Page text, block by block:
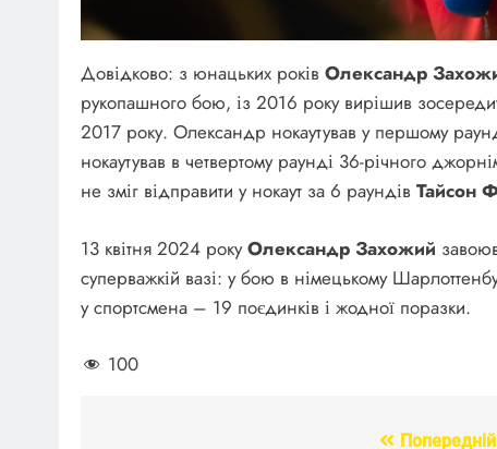
Довідково: з юнацьких років Олександр
рукопашного бою, із 2016 року вирішив
2017 року. Олександр нокаутував у першому
нокаутував в четвертому раунді 36-річного
не зміг відправити у нокаут за 6 раундів Тайсон
13 квітня 2024 рокуОлександр Захожий
суперважкій вазі: у бою в німецькому
у спортсмена – 19 поєдинків і жодної поразки.
100